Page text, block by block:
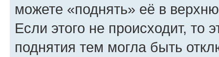
можете «поднять» её в
Если этого не происходит, то
поднятия тем могла быть